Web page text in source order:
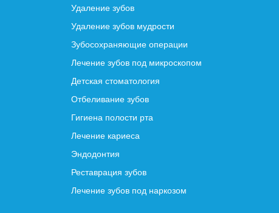
Удаление зубов
Удаление зубов мудрости
Зубосохраняющие операции
Лечение зубов под микроскопом
Детская стоматология
Отбеливание зубов
Гигиена полости рта
Лечение кариеса
Эндодонтия
Реставрация зубов
Лечение зубов под наркозом